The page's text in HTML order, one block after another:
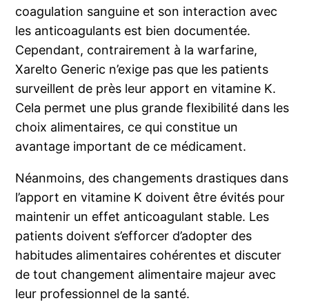
coagulation sanguine et son interaction avec
les anticoagulants est bien documentée.
Cependant, contrairement à la warfarine,
Xarelto Generic n’exige pas que les patients
surveillent de près leur apport en vitamine K.
Cela permet une plus grande flexibilité dans les
choix alimentaires, ce qui constitue un
avantage important de ce médicament.
Néanmoins, des changements drastiques dans
l’apport en vitamine K doivent être évités pour
maintenir un effet anticoagulant stable. Les
patients doivent s’efforcer d’adopter des
habitudes alimentaires cohérentes et discuter
de tout changement alimentaire majeur avec
leur professionnel de la santé.